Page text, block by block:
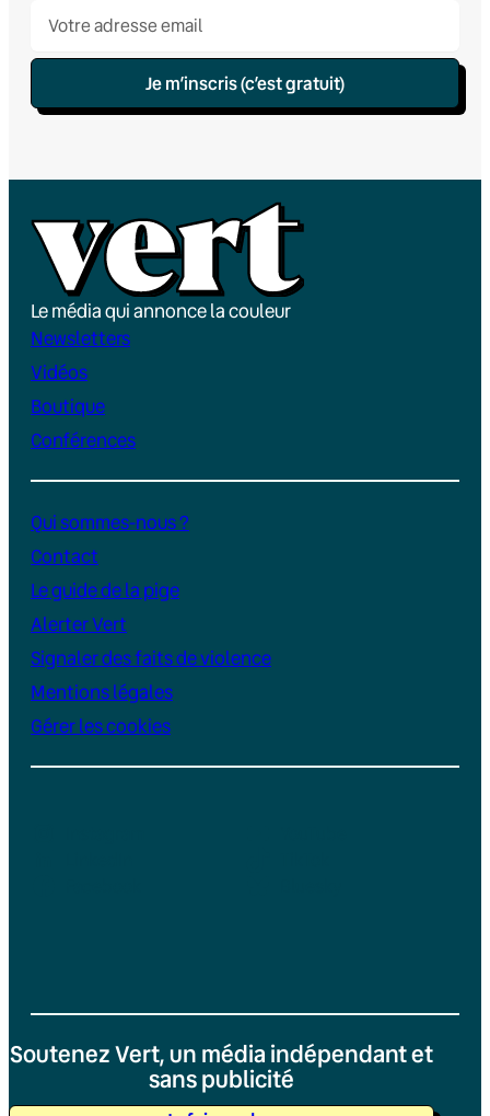
Je m’inscris (c’est gratuit)
Le média qui annonce la couleur
Newsletters
Vidéos
Boutique
Conférences
Qui sommes-nous ?
Contact
Le guide de la pige
Alerter Vert
Signaler des faits de violence
Mentions légales
Gérer les cookies
Soutenez Vert, un média indépendant et
sans publicité